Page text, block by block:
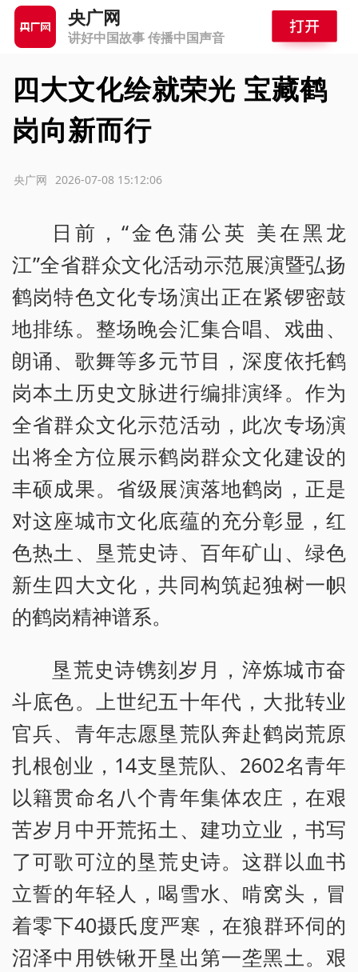
央广网
讲好中国故事 传播中国声音
四大文化绘就荣光 宝藏鹤
岗向新而行
2026-07-08 15:12:06
央广网
日前，“金色蒲公英 美在黑龙
江”全省群众文化活动示范展演暨弘扬
鹤岗特色文化专场演出正在紧锣密鼓
地排练。整场晚会汇集合唱、戏曲、
朗诵、歌舞等多元节目，深度依托鹤
岗本土历史文脉进行编排演绎。作为
全省群众文化示范活动，此次专场演
出将全方位展示鹤岗群众文化建设的
丰硕成果。省级展演落地鹤岗，正是
对这座城市文化底蕴的充分彰显，红
色热土、垦荒史诗、百年矿山、绿色
新生四大文化，共同构筑起独树一帜
的鹤岗精神谱系。
垦荒史诗镌刻岁月，淬炼城市奋
斗底色。上世纪五十年代，大批转业
官兵、青年志愿垦荒队奔赴鹤岗荒原
扎根创业，14支垦荒队、2602名青年
以籍贯命名八个青年集体农庄，在艰
苦岁月中开荒拓土、建功立业，书写
了可歌可泣的垦荒史诗。这群以血书
立誓的年轻人，喝雪水、啃窝头，冒
着零下40摄氏度严寒，在狼群环伺的
沼泽中用铁锹开垦出第一垄黑土。艰